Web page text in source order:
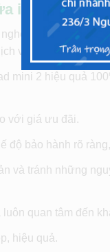
iPad mini 2
và kĩ thuật, có
vụ tốt nhất.
mini 2 hiệu quả
với giá ưu đãi.
độ bảo hành rõ
và tránh những
quan tâm đến
hiệu quả.